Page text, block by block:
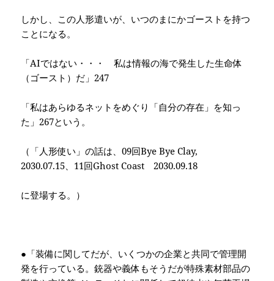
しかし、この人形遣いが、いつのまにかゴーストを持つ
ことになる。
「AIではない・・・ 私は情報の海で発生した生命体
（ゴースト）だ」247
「私はあらゆるネットをめぐり「自分の存在」を知っ
た」267という。
（「人形使い」の話は、09回Bye Bye Clay,
2030.07.15、 11回Ghost Coast 2030.09.18
に登場する。）
●「装備に関してだが、いくつかの企業と共同で管理開
発を行っている。銃器や義体もそうだが特殊素材部品の